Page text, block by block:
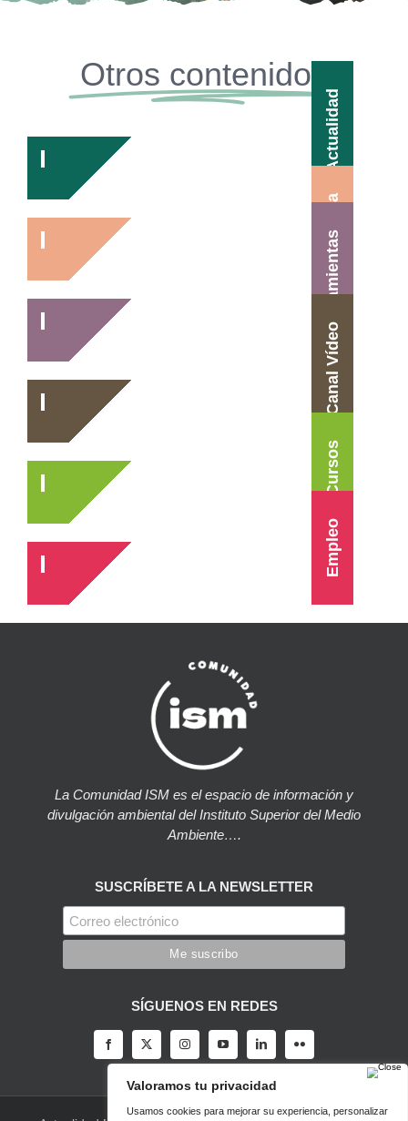
Otros contenidos
Actualidad
Agenda
Herramientas
Canal Vídeo
Cursos
Empleo
La Comunidad ISM es el espacio de información y
divulgación ambiental del Instituto Superior del Medio
Ambiente….
SUSCRÍBETE A LA NEWSLETTER
SÍGUENOS EN REDES